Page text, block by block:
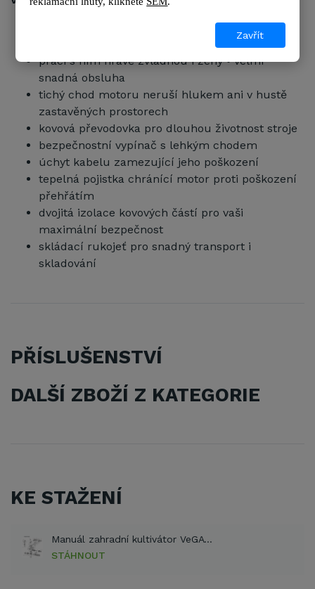
kompaktní a díky transportním kolečkům i
práci s ním hravě zvládnou i ženy • velmi
snadná obsluha
tichý chod motoru neruší hlukem ani v hustě
zastavěných prostorech
kovová převodovka pro dlouhou životnost stroje
bezpečnostní vypínač s lehkým chodem
úchyt kabelu zamezující jeho poškození
tepelná pojistka chránící motor proti poškození
přehřátím
dvojitá izolace kovových částí pro vaši
maximální bezpečnost
skládací rukojeť pro snadný transport i
skladování
PŘÍSLUŠENSTVÍ
DALŠÍ ZBOŽÍ Z KATEGORIE
KE STAŽENÍ
Manuál zahradní kultivátor VeGA GT 5333 (PDF)
STÁHNOUT
Zavřít